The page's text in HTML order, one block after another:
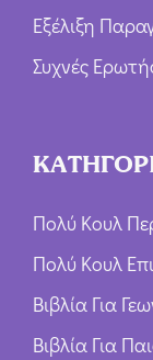
Εξέλιξη
Συχνές
Πολύ Κουλ
Πολύ Κουλ
Βιβλία Για
Βιβλία Για